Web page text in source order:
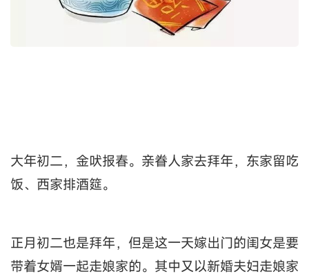
大年初二，金吠报春。亲眷人家去拜年，东家留吃
饭、西家排酒筵。
正月初二也是拜年，但是这一天嫁出门的闺女是要
带着女婿一起走娘家的。其中又以新婚夫妇走娘家